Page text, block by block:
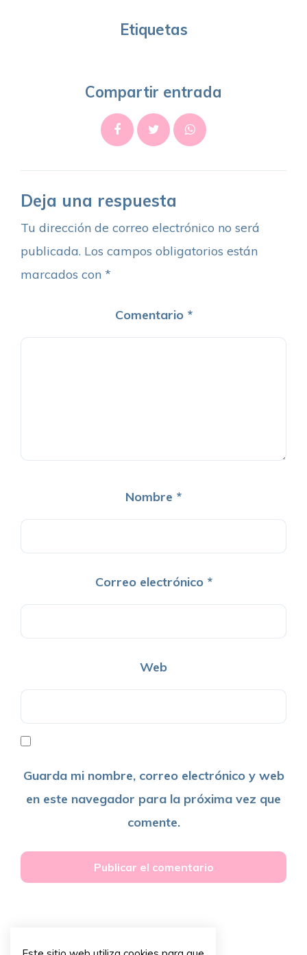
Etiquetas
Compartir entrada
Deja una respuesta
Tu dirección de correo electrónico no será
publicada. Los campos obligatorios están
marcados con *
Comentario *
Nombre *
Correo electrónico *
Web
Guarda mi nombre, correo electrónico y web
en este navegador para la próxima vez que
comente.